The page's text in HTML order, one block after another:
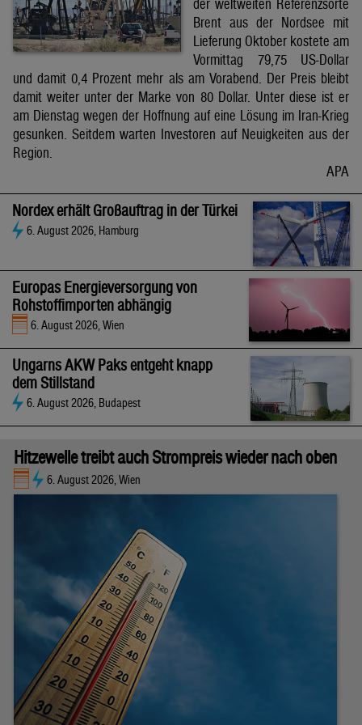
der weltweiten Referenzsorte
Brent aus der Nordsee mit
Lieferung Oktober kostete am
Vormittag 79,75 US-Dollar
und damit 0,4 Prozent mehr als am Vorabend. Der Preis bleibt
damit weiter unter der Marke von 80 Dollar. Unter diese ist er
am Dienstag wegen der Hoffnung auf eine Lösung im Iran-Krieg
gesunken. Seitdem warten Investoren auf Neuigkeiten aus der
Region.
APA
Nordex erhält Großauftrag in der Türkei
6. August 2026, Hamburg
Europas Energieversorgung von
Rohstoffimporten abhängig
6. August 2026, Wien
Ungarns AKW Paks entgeht knapp
dem Stillstand
6. August 2026, Budapest
Hitzewelle treibt auch Strompreis wieder nach oben
6. August 2026, Wien